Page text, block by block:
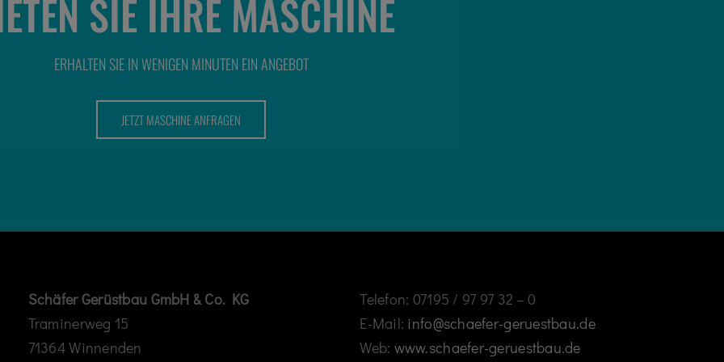
SIE IHRE MASCHINE
ERHALTEN SIE IN WENIGEN MINUTEN EIN ANGEBOT
JETZT MASCHINE ANFRAGEN
Schäfer Gerüstbau GmbH & Co. KG
Traminerweg 15
71364 Winnenden
Telefon: 07195 / 97 97 32 – 0
E-Mail: info@schaefer-geruestbau.de
Web: www.schaefer-geruestbau.de